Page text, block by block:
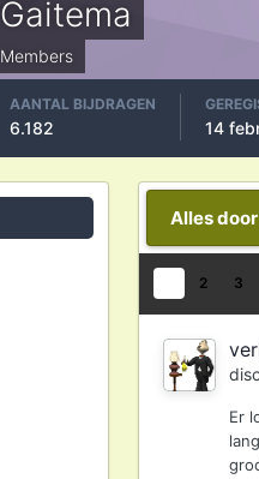
Gaitema
Members
AANTAL BIJDRAGEN
6.182 14
Alles
2 3
Er